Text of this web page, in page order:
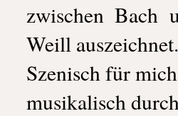
zwischen Bach
Weill auszeichnet.
Szenisch für
musikalisch